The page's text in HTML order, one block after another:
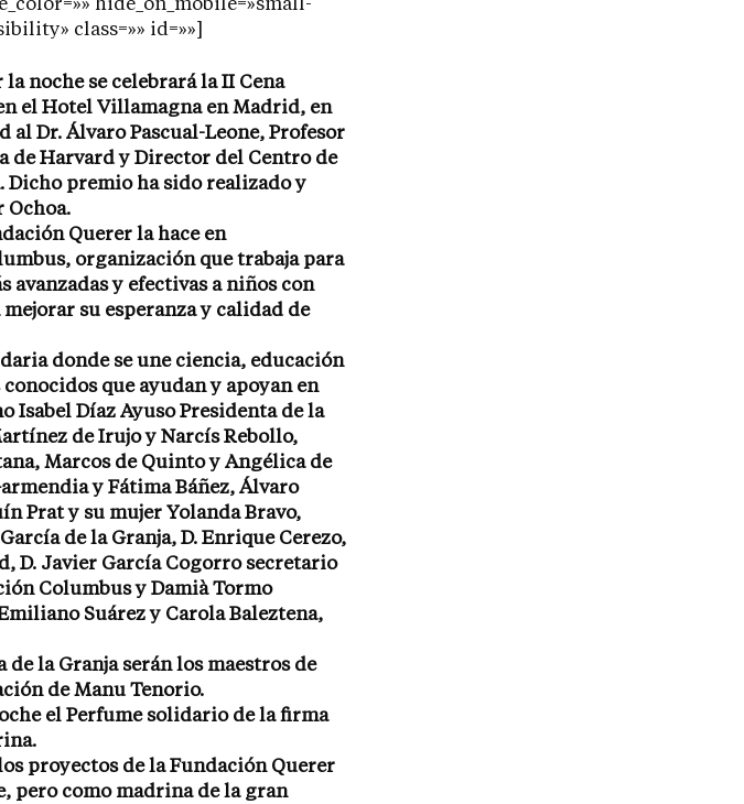
hide_on_mobile=»small-
class=»» id=»»]
noche se celebrará la II Cena
el Hotel Villamagna en Madrid, en
al Dr. Álvaro Pascual-Leone, Profesor
de Harvard y Director del Centro de
Dicho premio ha sido realizado y
Ochoa.
Querer la hace en
organización que trabaja para
avanzadas y efectivas a niños con
su esperanza y calidad de
donde se une ciencia, educación
que ayudan y apoyan en
Isabel Díaz Ayuso Presidenta de la
de Irujo y Narcís Rebollo,
Marcos de Quinto y Angélica de
y Fátima Báñez, Álvaro
Prat y su mujer Yolanda Bravo,
de la Granja, D. Enrique Cerezo,
D. Javier García Cogorro secretario
Columbus y Damià Tormo
Suárez y Carola Baleztena,
la Granja serán los maestros de
de Manu Tenorio.
el Perfume solidario de la firma
proyectos de la Fundación Querer
pero como madrina de la gran